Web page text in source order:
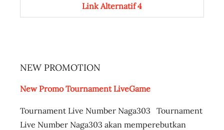
Link Alternatif 4
NEW PROMOTION
New Promo Tournament LiveGame
Tournament Live Number Naga303 Tournament
Live Number Naga303 akan memperebutkan